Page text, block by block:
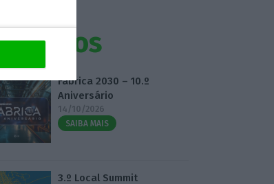
Eventos
Fábrica 2030 – 10.º
Aniversário
14/10/2026
SAIBA MAIS
3.º Local Summit